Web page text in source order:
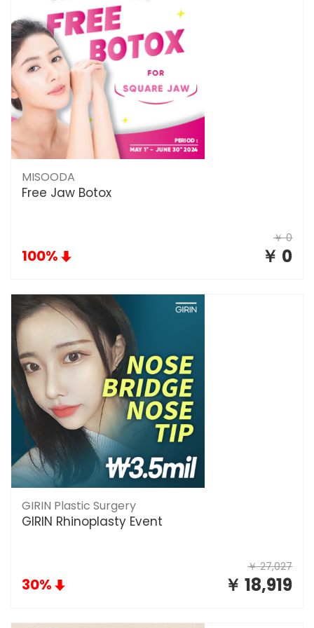
MISOODA
Free Jaw Botox
￥ 0
100% ￥ 0
GIRIN Plastic Surgery
GIRIN Rhinoplasty Event
￥ 27,027
30% ￥ 18,919